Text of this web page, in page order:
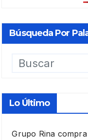
Búsqueda Por
Lo Último
Grupo Rina